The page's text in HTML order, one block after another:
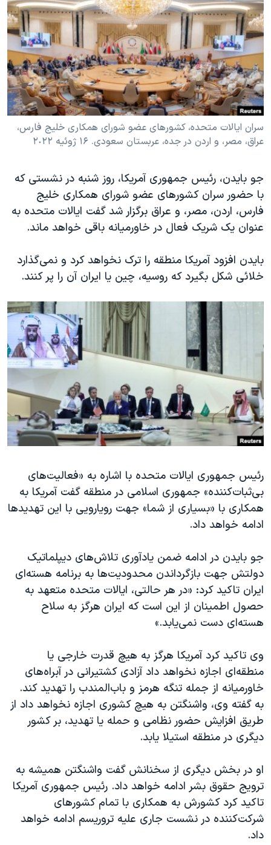
فرهنگ و زندگی
حقوق شهروندی
اقتصادی
علم و فناوری
اسرائیل در جنگ
آرشیو پخش زنده
مستندها
انتخابات ریاست جمهوری آمریکا ۲۰۲۴
حمله جمهوری اسلامی به اسرائیل
رمز مهسا
ورزش زنان در ایران
مجموعه مستندهای دادخواهی
دادگاه حمید نوری
چهل سال گروگان‌گیری
قانون شفافیت دارائی کادر رهبری ایران
اسرائیل در جنگ
همایش محافظه‌کاران آمریکا «سی‌پک»
صفحه‌های ویژه
سفر پرزیدنت ترامپ به چین
دنبال کنید
زبانهای مختلف
سران ایالات متحده، کشورهای عضو شورای همکاری خلیج فارس،
عراق، مصر، و اردن در جده، عربستان سعودی. ۱۶ ژوئیه ٢٠٢٢
جو بایدن، رئیس جمهوری آمریکا، روز شنبه در نشستی که
با حضور سران کشورهای عضو شورای همکاری خلیج
فارس، اردن، مصر، و عراق برگزار شد گفت ایالات متحده به
عنوان یک شریک فعال در خاورمیانه باقی خواهد ماند.
بایدن افزود آمریکا منطقه را ترک نخواهد کرد و نمی‌گذارد
خلائی شکل بگیرد که روسیه، چین یا ایران آن را پر کنند.
رئیس جمهوری ایالات متحده با اشاره به «فعالیت‌های
بی‌ثبات‌کننده» جمهوری اسلامی در منطقه گفت آمریکا به
همکاری با «بسیاری از شما» جهت رویارویی با این تهدیدها
ادامه خواهد داد.
جو بایدن در ادامه ضمن یادآوری تلاش‌های دیپلماتیک
دولتش جهت بازگرداندن محدودیت‌ها به برنامه هسته‌ای
ایران تاکید کرد: «در هر حالتی، ایالات متحده متعهد به
حصول اطمینان از این است که ایران هرگز به سلاح
هسته‌ای دست نمی‌یابد.»
وی تاکید کرد آمریکا هرگز به هیچ قدرت خارجی یا
منطقه‌ای اجازه نخواهد داد آزادی کشتیرانی در آبراه‌های
خاورمیانه از جمله تنگه هرمز و باب‌المندب را تهدید کند.
به گفته وی، واشنگتن به هیچ کشوری اجازه نخواهد داد از
طریق افزایش حضور نظامی و حمله یا تهدید، بر کشور
دیگری در منطقه استیلا یابد.
او در بخش دیگری از سخنانش گفت واشنگتن همیشه به
ترویج حقوق بشر ادامه خواهد داد. رئیس جمهوری آمریکا
تاکید کرد کشورش به همکاری با تمام کشورهای
شرکت‌کننده در نشست جاری علیه تروریسم ادامه خواهد
داد.